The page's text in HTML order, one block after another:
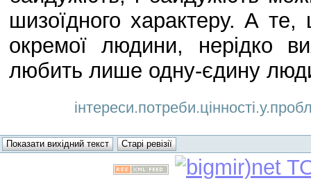
шизоїдного характеру. А
окремої людини, нерідко
любить лише одну-єдину